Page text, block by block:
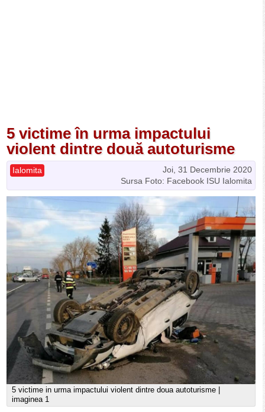
5 victime în urma impactului
violent dintre două autoturisme
Joi, 31 Decembrie 2020
Ialomita
Sursa Foto: Facebook ISU Ialomita
5 victime in urma impactului violent dintre doua autoturisme |
imaginea 1